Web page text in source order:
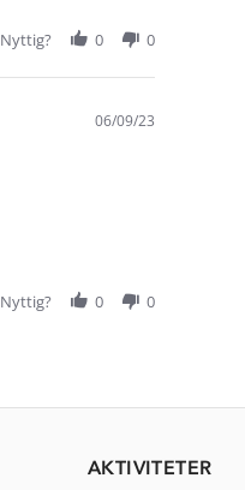
Nyttig? 0 0
06/09/23
Nyttig? 0 0
AKTIVITETER